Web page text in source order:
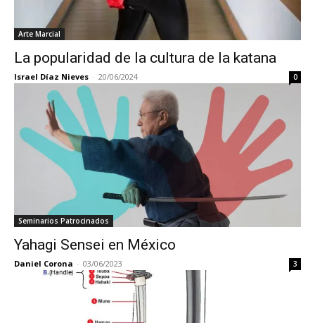
Arte Marcial
La popularidad de la cultura de la katana
Israel Díaz Nieves - 20/06/2024 0
Seminarios Patrocinados
Yahagi Sensei en México
Daniel Corona - 03/06/2023 3